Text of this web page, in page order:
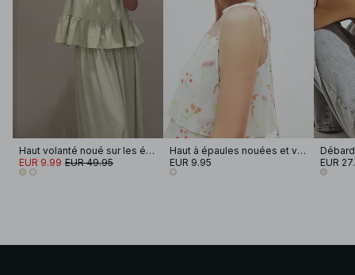
Haut volanté noué sur les épaules
EUR 9.99 EUR 49.95
Haut à épaules nouées et volants
EUR 9.95
EUR